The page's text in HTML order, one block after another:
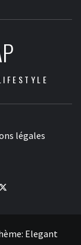
légales
X
Elegant